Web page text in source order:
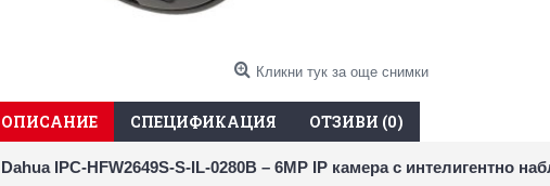
Кликни тук за още снимки
ОПИСАНИЕ СПЕЦИФИКАЦИЯ ОТЗИВИ (0)
Dahua IPC-HFW2649S-S-IL-0280B – 6MP IP камера с интелигентно